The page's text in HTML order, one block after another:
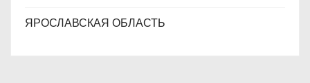
ЯРОСЛАВСКАЯ ОБЛАСТЬ